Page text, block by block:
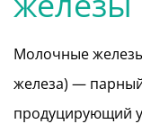
Молочные
железа) —
продуцирующий